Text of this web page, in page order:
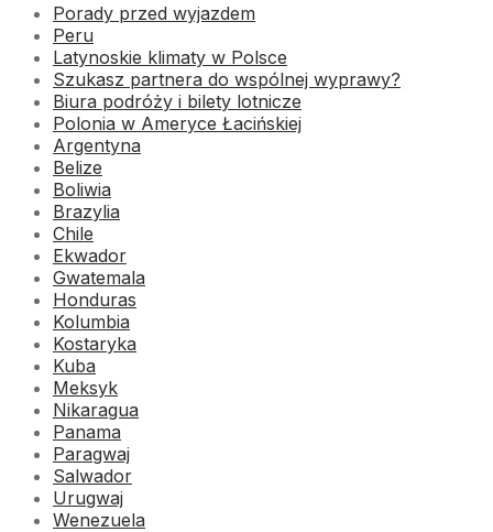
Porady przed wyjazdem
Peru
Latynoskie klimaty w Polsce
Szukasz partnera do wspólnej wyprawy?
Biura podróży i bilety lotnicze
Polonia w Ameryce Łacińskiej
Argentyna
Belize
Boliwia
Brazylia
Chile
Ekwador
Gwatemala
Honduras
Kolumbia
Kostaryka
Kuba
Meksyk
Nikaragua
Panama
Paragwaj
Salwador
Urugwaj
Wenezuela